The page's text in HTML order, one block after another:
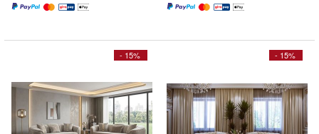
- 15% - 15%